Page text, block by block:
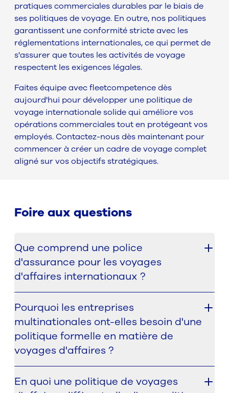
pratiques commerciales durables par le biais de
ses politiques de voyage. En outre, nos politiques
garantissent une conformité stricte avec les
réglementations internationales, ce qui permet de
s'assurer que toutes les activités de voyage
respectent les exigences légales.
Faites équipe avec fleetcompetence dès
aujourd'hui pour développer une politique de
voyage internationale solide qui améliore vos
opérations commerciales tout en protégeant vos
employés. Contactez-nous dès maintenant pour
commencer à créer un cadre de voyage complet
aligné sur vos objectifs stratégiques.
Foire aux questions
Que comprend une police
d'assurance pour les voyages
d'affaires internationaux ?
internationaux définit généralement quand les
voyages d'affaires sont autorisés, quelles règles de
réservation et d'approbation s'appliquent, quelles
classes de voyage sont autorisées, comment les
dépenses sont régies et quelles responsabilités
un cadre plus clair pour gérer les voyages de
Pourquoi les entreprises
multinationales ont-elles besoin d'une
politique formelle en matière de
voyages d'affaires ?
entreprises sont souvent confrontées à des
En quoi une politique de voyages